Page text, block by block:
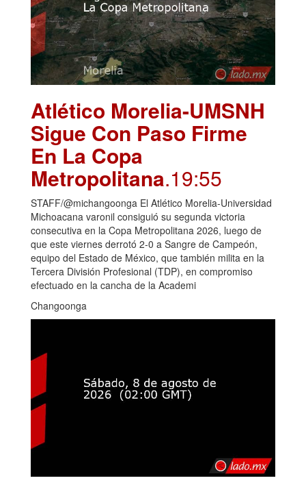
Atlético Morelia-UMSNH
Sigue Con Paso Firme
En La Copa
Metropolitana.19:55
STAFF/@michangoonga El Atlético Morelia-Universidad
Michoacana varonil consiguió su segunda victoria
consecutiva en la Copa Metropolitana 2026, luego de
que este viernes derrotó 2-0 a Sangre de Campeón,
equipo del Estado de México, que también milita en la
Tercera División Profesional (TDP), en compromiso
efectuado en la cancha de la Academi
Changoonga